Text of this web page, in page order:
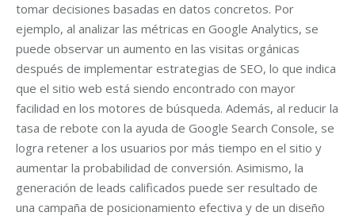
tomar decisiones basadas en datos concretos. Por
ejemplo, al analizar las métricas en Google Analytics, se
puede observar un aumento en las visitas orgánicas
después de implementar estrategias de SEO, lo que indica
que el sitio web está siendo encontrado con mayor
facilidad en los motores de búsqueda. Además, al reducir la
tasa de rebote con la ayuda de Google Search Console, se
logra retener a los usuarios por más tiempo en el sitio y
aumentar la probabilidad de conversión. Asimismo, la
generación de leads calificados puede ser resultado de
una campaña de posicionamiento efectiva y de un diseño